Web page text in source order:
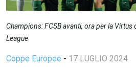
Champions: FCSB avanti, ora per la Virtus
League
Coppe Europee - 17 LUGLIO 2024